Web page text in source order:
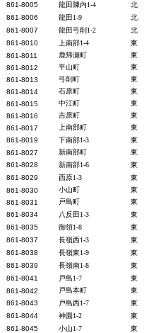
861-8005
龍田陳内1-4 北
861-8006
龍田1-9 北
861-8007
龍田弓削1-2 北
861-8010
上南部1-4 東
861-8011
鹿帰瀬町 東
861-8012
平山町 東
861-8013
弓削町 東
861-8014
石原町 東
861-8015
中江町 東
861-8016
吉原町 東
861-8017
上南部町 東
861-8019
下南部1-3 東
861-8027
新南部町 東
861-8028
新南部1-6 東
861-8029
西原1-3 東
861-8030
小山町 東
861-8031
戸島町 東
861-8034
八反田1-3 東
861-8035
御領1-8 東
861-8037
長嶺西1-3 東
861-8038
長嶺東1-9 東
861-8039
長嶺南1-8 東
861-8041
戸島1-7 東
861-8042
戸島本町 東
861-8043
戸島西1-7 東
861-8044
神園1-2 東
861-8045
小山1-7 東